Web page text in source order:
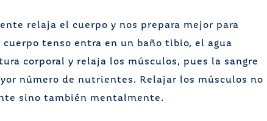
relaja el cuerpo y nos prepara mejor para
tenso entra en un baño tibio, el agua
corporal y relaja los músculos, pues la sangre
número de nutrientes. Relajar los músculos no
sino también mentalmente.